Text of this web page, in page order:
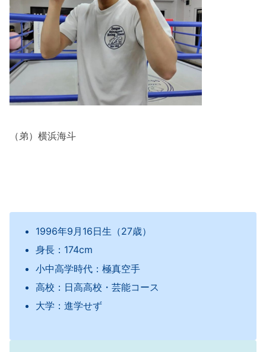
（弟）横浜海斗
1996年9月16日生（27歳）
身長：174cm
小中高学時代：極真空手
高校：日高高校・芸能コース
大学：進学せず